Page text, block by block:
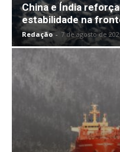
China e Índia
estabilidade na
Redação - 7 de agosto de